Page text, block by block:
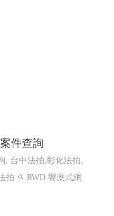
件查詢
, 台中法拍,彰化法拍,
拍
RWD 響應式網